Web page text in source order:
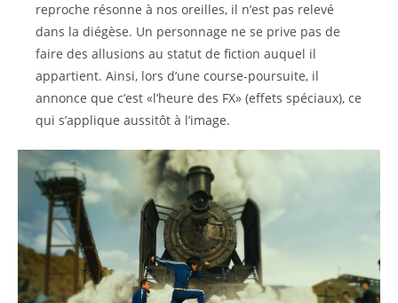
reproche résonne à nos oreilles, il n’est pas relevé
dans la diégèse. Un personnage ne se prive pas de
faire des allusions au statut de fiction auquel il
appartient. Ainsi, lors d’une course-poursuite, il
annonce que c’est «l’heure des FX» (effets spéciaux), ce
qui s’applique aussitôt à l’image.